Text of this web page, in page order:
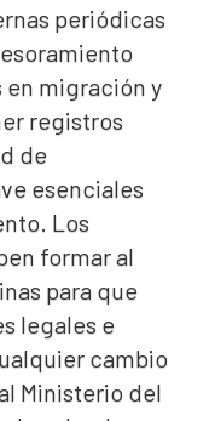
periódicas
migración y
registros
de
esenciales
Los
formar al
para que
legales e
cambio
Ministerio del